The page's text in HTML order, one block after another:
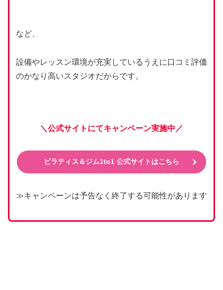
など、
設備やレッスン環境が充実しているうえに口コミ評価
のかなり高いスタジオだからです。
＼公式サイトにてキャンペーン実施中／
ピラティス＆ジム1to1 公式サイトはこちら
≫キャンペーンは予告なく終了する可能性があります